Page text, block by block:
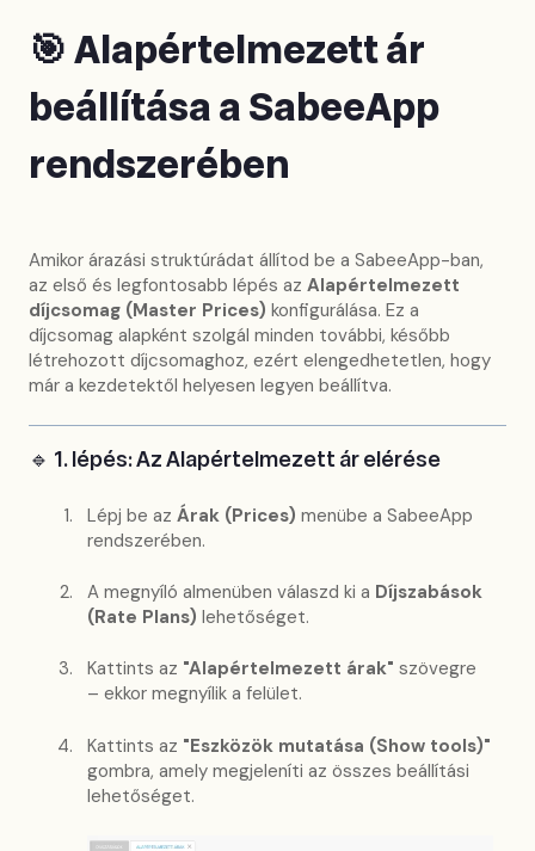
🎯 Alapértelmezett ár
beállítása a SabeeApp
rendszerében
Amikor árazási struktúrádat állítod be a SabeeApp-ban,
az első és legfontosabb lépés az Alapértelmezett
díjcsomag (Master Prices) konfigurálása. Ez a
díjcsomag alapként szolgál minden további, később
létrehozott díjcsomaghoz, ezért elengedhetetlen, hogy
már a kezdetektől helyesen legyen beállítva.
🔹 1. lépés: Az Alapértelmezett ár elérése
Lépj be az Árak (Prices) menübe a SabeeApp
rendszerében.
A megnyíló almenüben válaszd ki a Díjszabások
(Rate Plans) lehetőséget.
Kattints az "Alapértelmezett árak" szövegre
– ekkor megnyílik a felület.
Kattints az "Eszközök mutatása (Show tools)"
gombra, amely megjeleníti az összes beállítási
lehetőséget.